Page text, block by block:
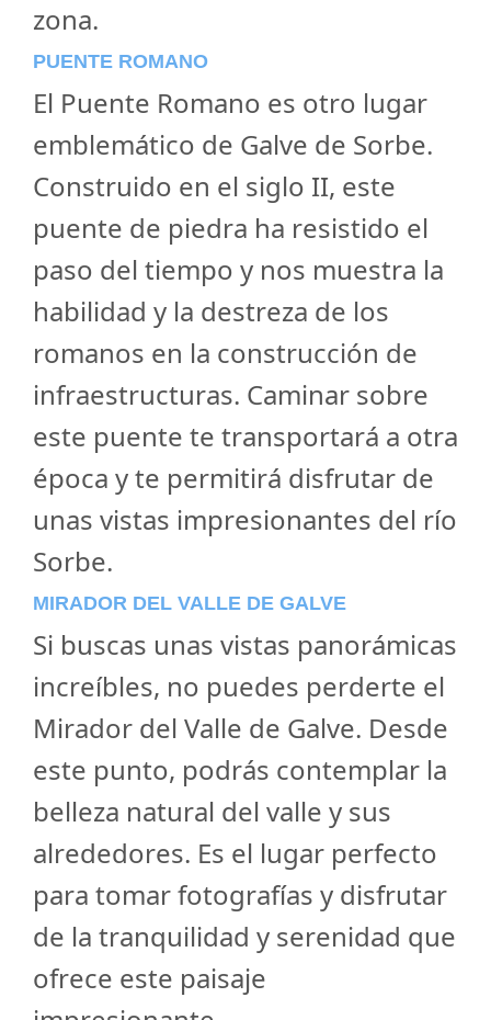
zona.
PUENTE ROMANO
El Puente Romano es otro lugar
emblemático de Galve de Sorbe.
Construido en el siglo II, este
puente de piedra ha resistido el
paso del tiempo y nos muestra la
habilidad y la destreza de los
romanos en la construcción de
infraestructuras. Caminar sobre
este puente te transportará a otra
época y te permitirá disfrutar de
unas vistas impresionantes del río
Sorbe.
MIRADOR DEL VALLE DE GALVE
Si buscas unas vistas panorámicas
increíbles, no puedes perderte el
Mirador del Valle de Galve. Desde
este punto, podrás contemplar la
belleza natural del valle y sus
alrededores. Es el lugar perfecto
para tomar fotografías y disfrutar
de la tranquilidad y serenidad que
ofrece este paisaje